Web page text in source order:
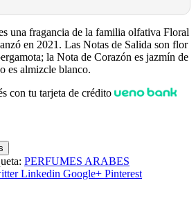
una fragancia de la familia olfativa Floral
en 2021. Las Notas de Salida son flor
la Nota de Corazón es jazmín de
es almizcle blanco.
con tu tarjeta de crédito
PERFUMES ARABES
Linkedin Google+ Pinterest